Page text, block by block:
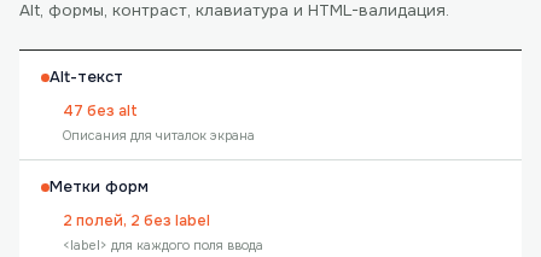
Alt, формы, контраст, клавиатура и HTML-валидация.
Alt-текст
47 без alt
Описания для читалок экрана
Метки форм
2 полей, 2 без label
<label> для каждого поля ввода